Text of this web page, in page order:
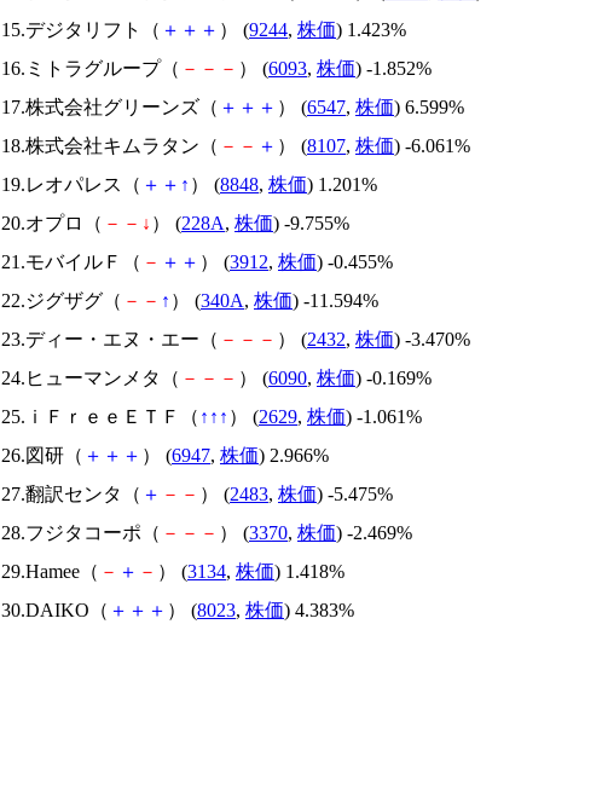
15.デジタリフト（ ＋ ＋ ＋ ） (9244, 株価) 1.423%
16.ミトラグループ（ － － － ） (6093, 株価) -1.852%
17.株式会社グリーンズ（ ＋ ＋ ＋ ） (6547, 株価) 6.599%
18.株式会社キムラタン（ － － ＋ ） (8107, 株価) -6.061%
19.レオパレス（ ＋ ＋ ↑ ） (8848, 株価) 1.201%
20.オプロ（ － － ↓ ） (228A, 株価) -9.755%
21.モバイルＦ（ － ＋ ＋ ） (3912, 株価) -0.455%
22.ジグザグ（ － － ↑ ） (340A, 株価) -11.594%
23.ディー・エヌ・エー（ － － － ） (2432, 株価) -3.470%
24.ヒューマンメタ（ － － － ） (6090, 株価) -0.169%
25.ｉＦｒｅｅＥＴＦ（ ↑ ↑ ↑ ） (2629, 株価) -1.061%
26.図研（ ＋ ＋ ＋ ） (6947, 株価) 2.966%
27.翻訳センタ（ ＋ － － ） (2483, 株価) -5.475%
28.フジタコーポ（ － － － ） (3370, 株価) -2.469%
29.Hamee（ － ＋ － ） (3134, 株価) 1.418%
30.DAIKO（ ＋ ＋ ＋ ） (8023, 株価) 4.383%